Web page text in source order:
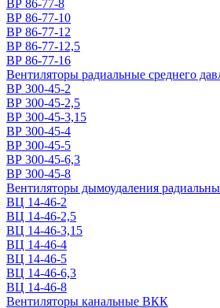
ВР 86-77-8
ВР 86-77-10
ВР 86-77-12
ВР 86-77-12,5
ВР 86-77-16
Вентиляторы радиальные среднего
ВР 300-45-2
ВР 300-45-2,5
ВР 300-45-3,15
ВР 300-45-4
ВР 300-45-5
ВР 300-45-6,3
ВР 300-45-8
Вентиляторы дымоудаления
ВЦ 14-46-2
ВЦ 14-46-2,5
ВЦ 14-46-3,15
ВЦ 14-46-4
ВЦ 14-46-5
ВЦ 14-46-6,3
ВЦ 14-46-8
Вентиляторы канальные ВКК